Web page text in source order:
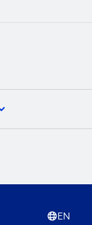
EN